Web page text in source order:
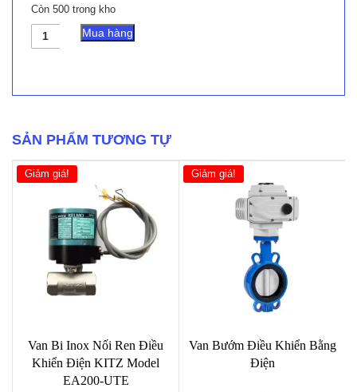
Còn 500 trong kho
Van
lượng
Mua hàng
SẢN PHẨM TƯƠNG TỰ
Giảm giá!
Van Bi Inox Nối Ren Điều
Khiển Điện KITZ Model
EA200-UTE
Giảm giá!
Van Bướm Điều Khiển Bằng
Điện